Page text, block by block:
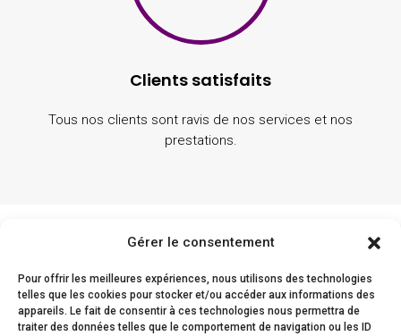
Gérer le consentement
Pour offrir les meilleures expériences, nous utilisons des technologies
telles que les cookies pour stocker et/ou accéder aux informations des
appareils. Le fait de consentir à ces technologies nous permettra de
traiter des données telles que le comportement de navigation ou les ID
Clients satisfaits
Tous nos clients sont ravis de nos services et nos
prestations.
Les retours clients